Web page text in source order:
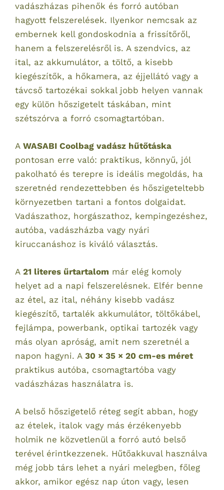
vadászházas pihenők és forró autóban
hagyott felszerelések. Ilyenkor nemcsak az
embernek kell gondoskodnia a frissítőről,
hanem a felszerelésről is. A szendvics, az
ital, az akkumulátor, a töltő, a kisebb
kiegészítők, a hőkamera, az éjjellátó vagy a
távcső tartozékai sokkal jobb helyen vannak
egy külön hőszigetelt táskában, mint
szétszórva a forró csomagtartóban.
A WASABI Coolbag vadász hűtőtáska
pontosan erre való: praktikus, könnyű, jól
pakolható és terepre is ideális megoldás, ha
szeretnéd rendezettebben és hőszigeteltebb
környezetben tartani a fontos dolgaidat.
Vadászathoz, horgászathoz, kempingezéshez,
autóba, vadászházba vagy nyári
kiruccanáshoz is kiváló választás.
A 21 literes űrtartalom már elég komoly
helyet ad a napi felszerelésnek. Elfér benne
az étel, az ital, néhány kisebb vadász
kiegészítő, tartalék akkumulátor, töltőkábel,
fejlámpa, powerbank, optikai tartozék vagy
más olyan apróság, amit nem szeretnél a
napon hagyni. A 30 × 35 × 20 cm-es méret
praktikus autóba, csomagtartóba vagy
vadászházas használatra is.
A belső hőszigetelő réteg segít abban, hogy
az ételek, italok vagy más érzékenyebb
holmik ne közvetlenül a forró autó belső
terével érintkezzenek. Hűtőakkuval használva
még jobb társ lehet a nyári melegben, főleg
akkor, amikor egész nap úton vagy, lesen